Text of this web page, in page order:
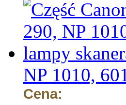
NP 1010,
Cena: